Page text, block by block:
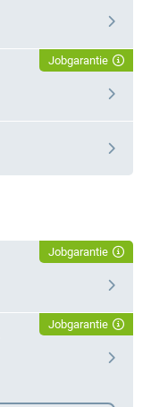
Jobgarantie
Jobgarantie
Jobgarantie